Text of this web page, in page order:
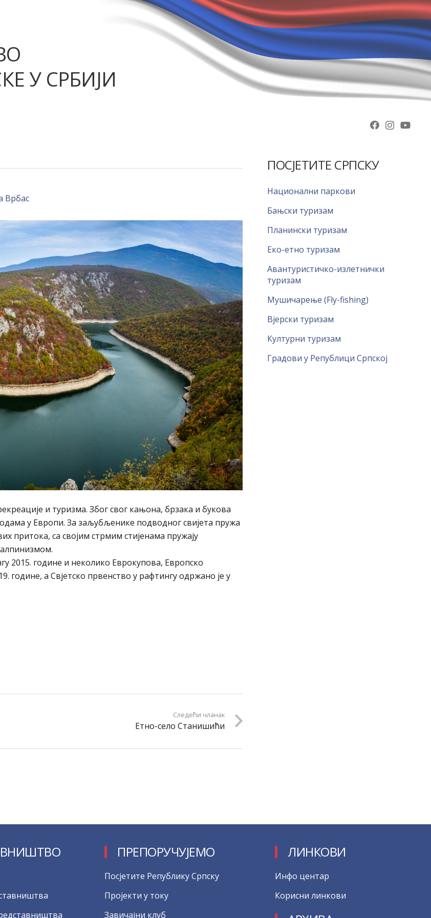
У СРБИЈИ
Врбас
и туризма. Због свог кањона, брзака и букова
у Европи. За заљубљенике подводног свијета пружа
притока, са својим стрмим стијенама пружају
2015. године и неколико Еврокупова, Европско
године, a Свјетско првенство у рафтингу одржано је у
Следећи чланак
Етно-село Станишићи
ПОСЈЕТИТЕ СРПСКУ
Национални паркови
Бањски туризам
Планински туризам
Еко-етно туризам
Авантуристичко-излетнички
туризам
Мушичарење (Fly-fishing)
Вјерски туризам
Културни туризам
Градови у Републици Српској
ПРЕПОРУЧУЈЕМО
Посјетите Републику Српску
Пројекти у току
Завичајни клуб
ЛИНКОВИ
Инфо центар
Корисни линкови